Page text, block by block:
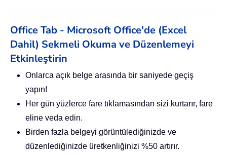
Office Tab - Microsoft Office'de (Excel
Dahil) Sekmeli Okuma ve Düzenlemeyi
Etkinleştirin
Onlarca açık belge arasında bir saniyede geçiş
yapın!
Her gün yüzlerce fare tıklamasından sizi kurtarır, fare
eline veda edin.
Birden fazla belgeyi görüntülediğinizde ve
düzenlediğinizde üretkenliğinizi %50 artırır.